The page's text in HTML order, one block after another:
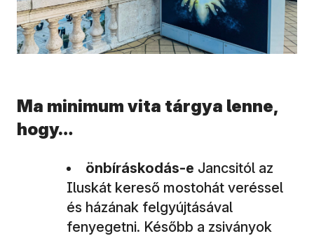
Ma minimum vita tárgya lenne,
hogy…
önbíráskodás-e Jancsitól az
Iluskát kereső mostohát veréssel
és házának felgyújtásával
fenyegetni. Később a zsiványok